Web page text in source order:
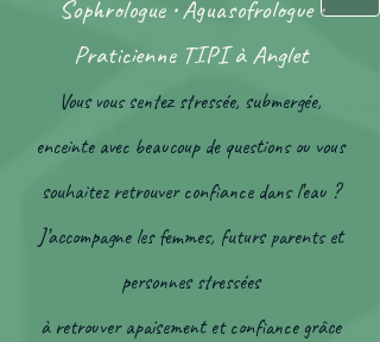
Sophrologue • Aguasofrologue •
Praticienne TIPI à Anglet
Vous vous sentez stressée, submergée,
enceinte avec beaucoup de questions ou vous
souhaitez retrouver confiance dans l’eau ?
J’accompagne les femmes, futurs parents et
personnes stressées
à retrouver apaisement et confiance grâce